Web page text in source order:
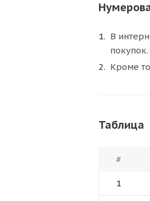
В
покупок.
Кроме
Таблица
#
1